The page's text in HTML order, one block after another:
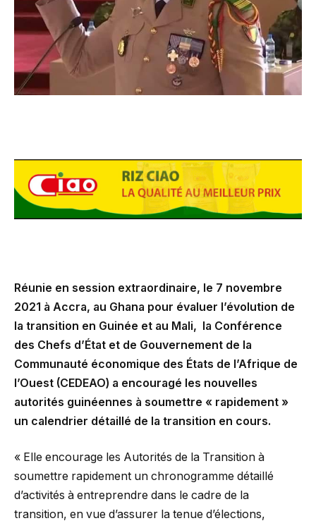
Réunie en session extraordinaire, le 7 novembre
2021 à Accra, au Ghana pour évaluer l’évolution de
la transition en Guinée et au Mali, la Conférence
des Chefs d’État et de Gouvernement de la
Communauté économique des États de l’Afrique de
l’Ouest (CEDEAO) a encouragé les nouvelles
autorités guinéennes à soumettre « rapidement »
un calendrier détaillé de la transition en cours.
« Elle encourage les Autorités de la Transition à
soumettre rapidement un chronogramme détaillé
d’activités à entreprendre dans le cadre de la
transition, en vue d’assurer la tenue d’élections,